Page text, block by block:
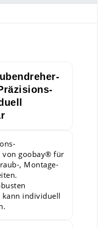
von goobay® für
, Montage-
kann individuell